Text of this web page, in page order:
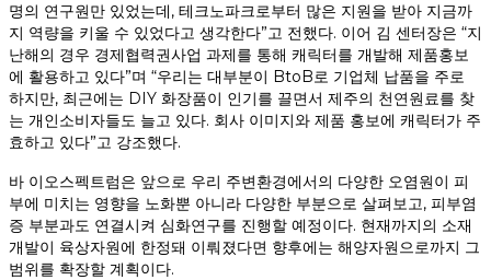
명의 연구원만 있었는데, 테크노파크로부터 많은 지원을 받아 지금까
지 역량을 키울 수 있었다고 생각한다”고 전했다. 이어 김 센터장은 “지
난해의 경우 경제협력권사업 과제를 통해 캐릭터를 개발해 제품홍보
에 활용하고 있다”며 “우리는 대부분이 BtoB로 기업체 납품을 주로
하지만, 최근에는 DIY 화장품이 인기를 끌면서 제주의 천연원료를 찾
는 개인소비자들도 늘고 있다. 회사 이미지와 제품 홍보에 캐릭터가 주
효하고 있다”고 강조했다.
바 이오스펙트럼은 앞으로 우리 주변환경에서의 다양한 오염원이 피
부에 미치는 영향을 노화뿐 아니라 다양한 부분으로 살펴보고, 피부염
증 부분과도 연결시켜 심화연구를 진행할 예정이다. 현재까지의 소재
개발이 육상자원에 한정돼 이뤄졌다면 향후에는 해양자원으로까지 그
범위를 확장할 계획이다.